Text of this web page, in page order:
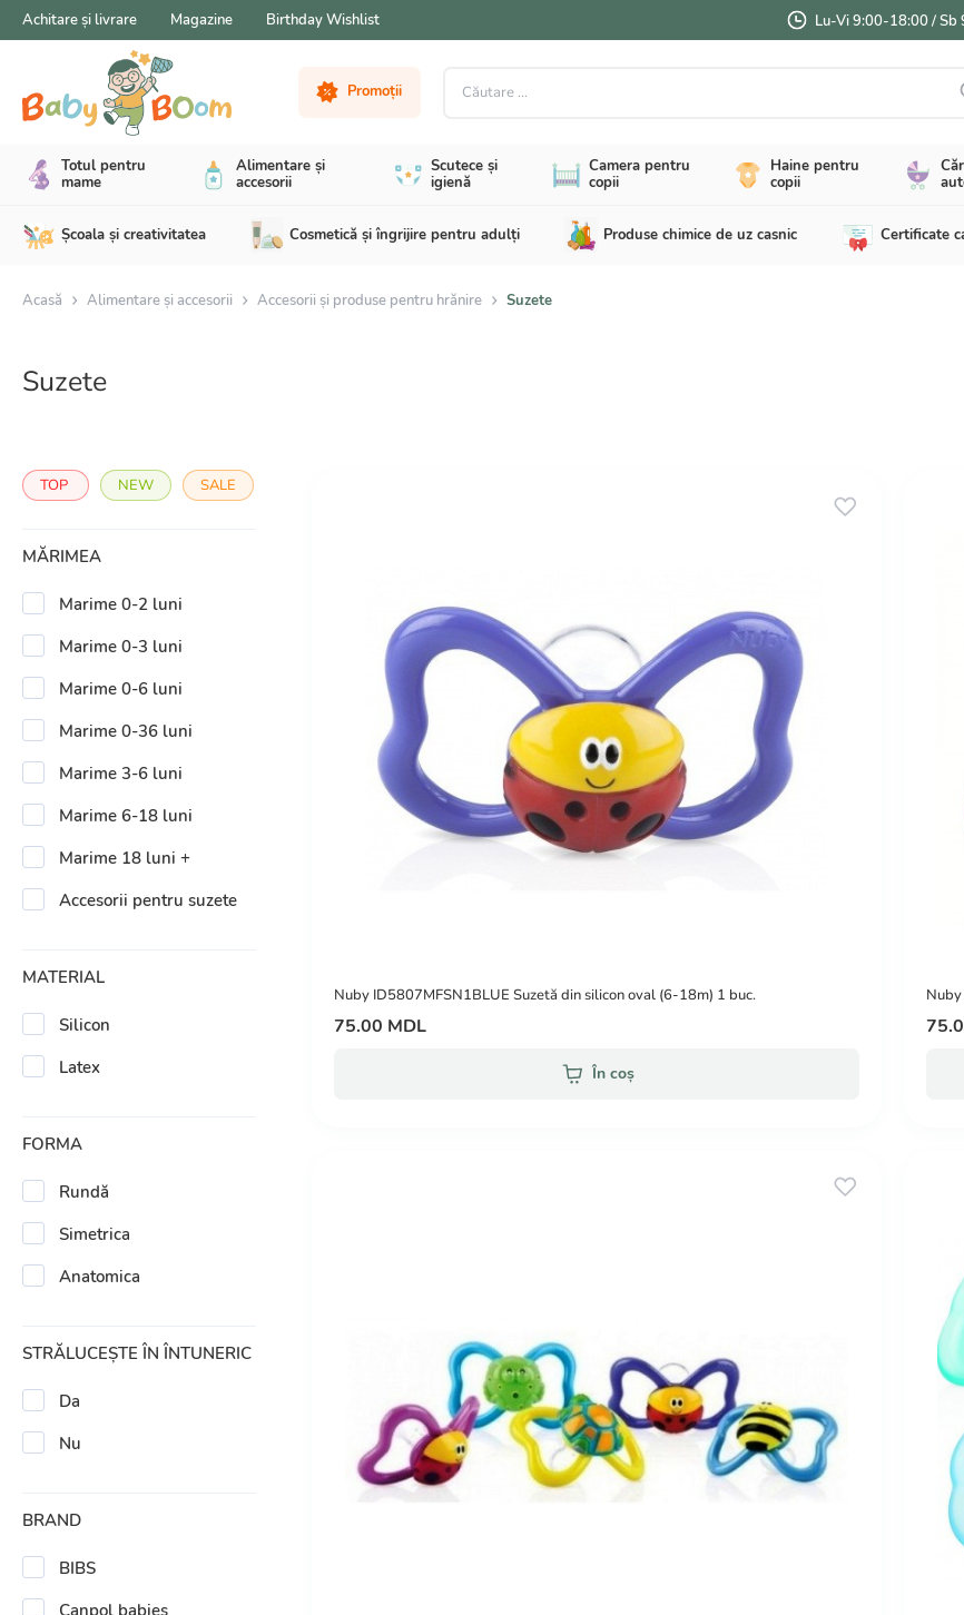
Achitare și livrare Magazine Birthday Wishlist Lu-Vi 9:00-18:00 /
Promoții
Totul pentru
mame
Alimentare și
accesorii
Scutece și
igienă
Camera pentru
copii
Haine pentru
copii
Școala și creativitatea Cosmetică și îngrijire pentru adulți Produse chimice de uz casnic Certificate
Acasă Alimentare și accesorii Accesorii și produse pentru hrănire Suzete
Suzete
TOP NEW SALE
MĂRIMEA
Marime 0-2 luni
Marime 0-3 luni
Marime 0-6 luni
Marime 0-36 luni
Marime 3-6 luni
Marime 6-18 luni
Marime 18 luni +
Accesorii pentru suzete
MATERIAL
Silicon
Latex
FORMA
Rundă
Simetrica
Anatomica
STRĂLUCEȘTE ÎN ÎNTUNERIC
Da
Nu
BRAND
BIBS
Canpol babies
Nuby ID5807MFSN1BLUE Suzetă din silicon oval (6-18m) 1 buc.
75.00 MDL
În coș